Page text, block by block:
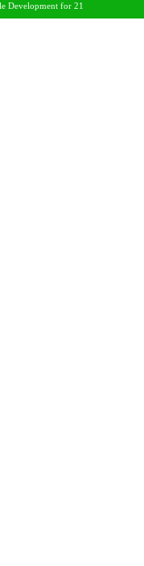
Development for 21